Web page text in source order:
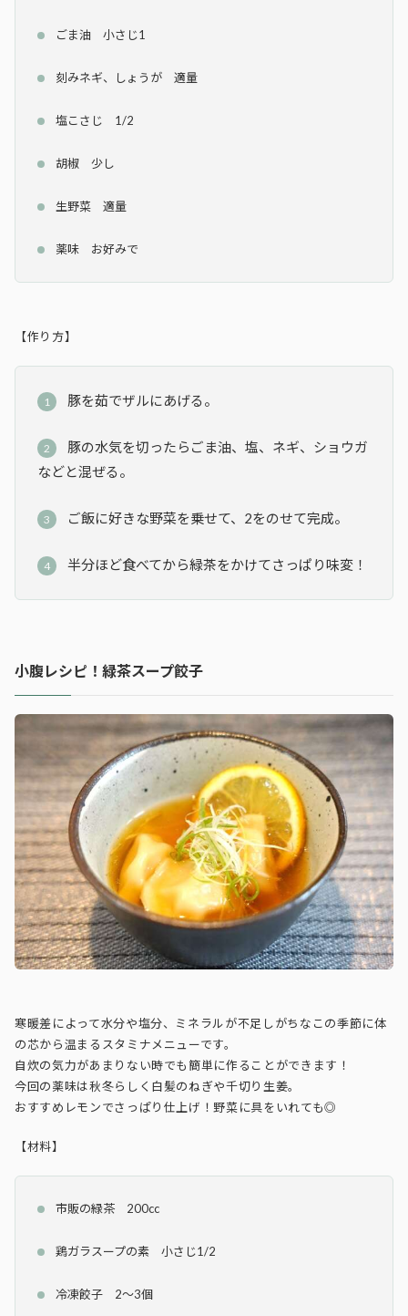
ごま油 小さじ1
刻みネギ、しょうが 適量
塩こさじ 1/2
胡椒 少し
生野菜 適量
薬味 お好みで
【作り方】
豚を茹でザルにあげる。
豚の水気を切ったらごま油、塩、ネギ、ショウガ
などと混ぜる。
ご飯に好きな野菜を乗せて、2をのせて完成。
半分ほど食べてから緑茶をかけてさっぱり味変！
小腹レシピ！緑茶スープ餃子
寒暖差によって水分や塩分、ミネラルが不足しがちなこの季節に体
の芯から温まるスタミナメニューです。
自炊の気力があまりない時でも簡単に作ることができます！
今回の薬味は秋冬らしく白髪のねぎや千切り生姜。
おすすめレモンでさっぱり仕上げ！野菜に具をいれても◎
【材料】
市販の緑茶 200cc
鶏ガラスープの素 小さじ1/2
冷凍餃子 2〜3個